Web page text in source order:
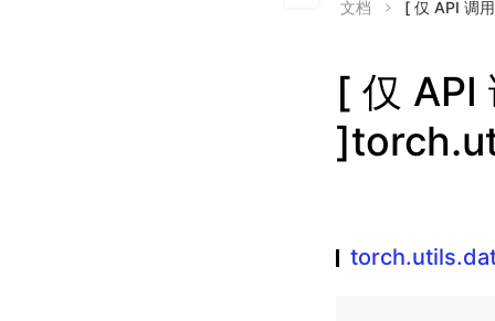
文档 [ 仅 API 调
[ 仅 API